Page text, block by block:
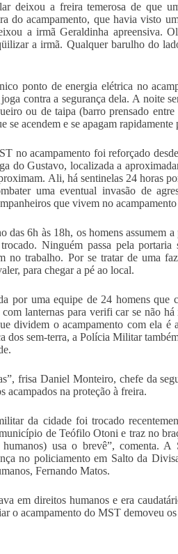
deixou a freira temerosa de que
do acampamento, que havia visto
a irmã Geraldinha apreensiva.
a irmã. Qualquer barulho do
ponto de energia elétrica no
contra a segurança dela. A noite
ou de taipa (barro prensado
se acendem e se apagam
no acampamento foi reforçado
do Gustavo, localizada a
Ali, há sentinelas 24 horas
uma eventual invasão de
que vivem no
das 6h às 18h, os homens assumem
Ninguém passa pela portaria
no trabalho. Por se tratar de uma
para chegar a pé ao local.
por uma equipe de 24 homens
lanternas para verifi car se não
dividem o acampamento com ela
dos sem-terra, a Polícia Militar
frisa Daniel Monteiro, chefe da
acampados na proteção à freira.
da cidade foi trocado
de Teófilo Otoni e traz no
usa o brevê”, comenta.
no policiamento em Salto da
Fernando Matos.
em direitos humanos e era
o acampamento do MST demoveu